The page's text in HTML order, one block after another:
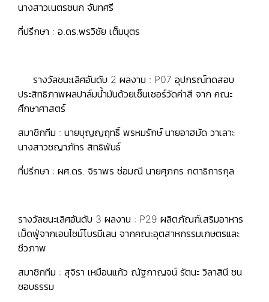
นางสาวเนตรชนก จันทศรี
ที่ปรึกษา : อ.ดร.พรวิชัย เต็มบุตร
รางวัลชนะเลิศอันดับ 2 ผลงาน : P07 อุปกรณ์ทดสอบ
ประสิทธิภาพผลปาล์มน้ำมันด้วยเซ็นเซอร์วัดค่าสี จาก คณะ
ศึกษาศาสตร์
สมาชิกทีม : นายบุญญฤทธิ์ พรหมรักษ์ นายอาฮมัด วาเลาะ
นางสาวชญาภัทร สิทธิพันธ์
ที่ปรึกษา : ผศ.ดร. จิราพร ช่อมณี นายศุภกร กตาธิการกุล
รางวัลชนะเลิศอันดับ 3 ผลงาน : P29 ผลิตภัณฑ์เสริมอาหาร
เม็ดฟู่จากเอนไซม์โบรมีเลน จากคณะอุตสาหกรรมเกษตรและ
ชีวภาพ
สมาชิกทีม : สุจิรา เหมือนแก้ว ณัฐกาญจน์ รัตนะ วิลาสินี ชน
ชอบธรรม